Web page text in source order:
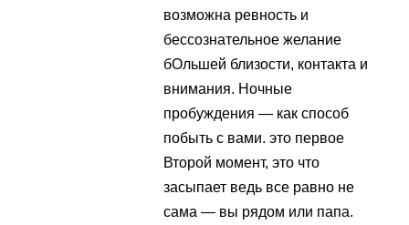
возможна ревность и
бессознательное желание
бОльшей близости, контакта и
внимания. Ночные
пробуждения — как способ
побыть с вами. это первое
Второй момент, это что
засыпает ведь все равно не
сама — вы рядом или папа.